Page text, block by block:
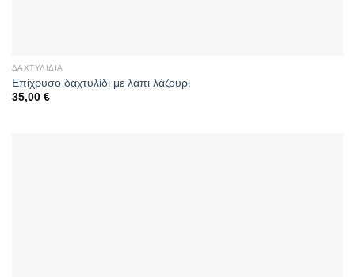
ΔΑΧΤΥΛΊΔΙΑ
Επίχρυσο δαχτυλίδι με λάπι λάζουρι
35,00 €